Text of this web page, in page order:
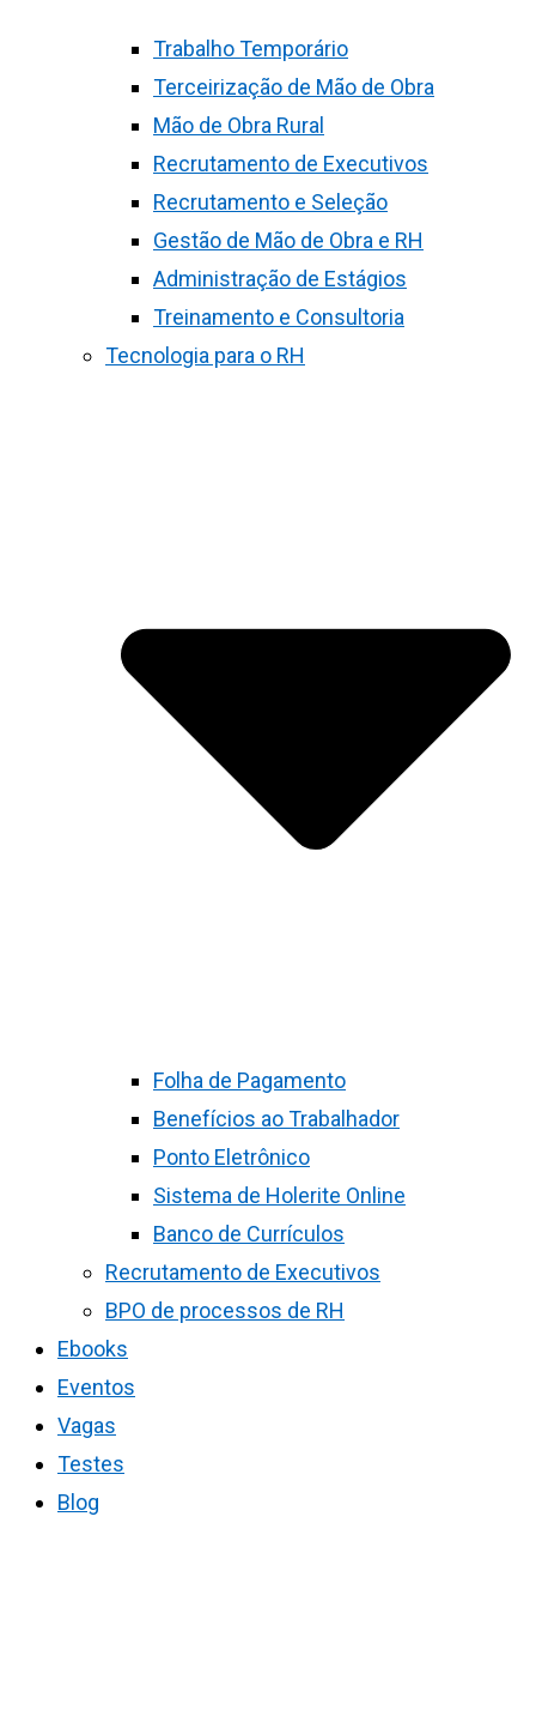
Trabalho Temporário
Terceirização de Mão de Obra
Mão de Obra Rural
Recrutamento de Executivos
Recrutamento e Seleção
Gestão de Mão de Obra e RH
Administração de Estágios
Treinamento e Consultoria
Tecnologia para o RH
Folha de Pagamento
Benefícios ao Trabalhador
Ponto Eletrônico
Sistema de Holerite Online
Banco de Currículos
Recrutamento de Executivos
BPO de processos de RH
Ebooks
Eventos
Vagas
Testes
Blog